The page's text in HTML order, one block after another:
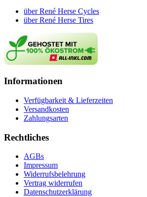
über René Herse Cycles
über René Herse Tires
Informationen
Verfügbarkeit & Lieferzeiten
Versandkosten
Zahlungsarten
Rechtliches
AGBs
Impressum
Widerrufsbelehrung
Vertrag widerrufen
Datenschutzerklärung